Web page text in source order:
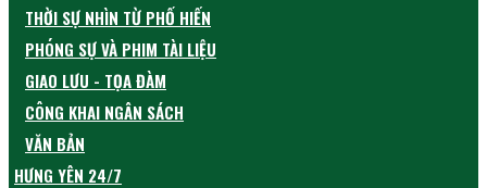
THỜI SỰ NHÌN TỪ PHỐ HIẾN
PHÓNG SỰ VÀ PHIM TÀI LIỆU
GIAO LƯU - TỌA ĐÀM
CÔNG KHAI NGÂN SÁCH
VĂN BẢN
HƯNG YÊN 24/7